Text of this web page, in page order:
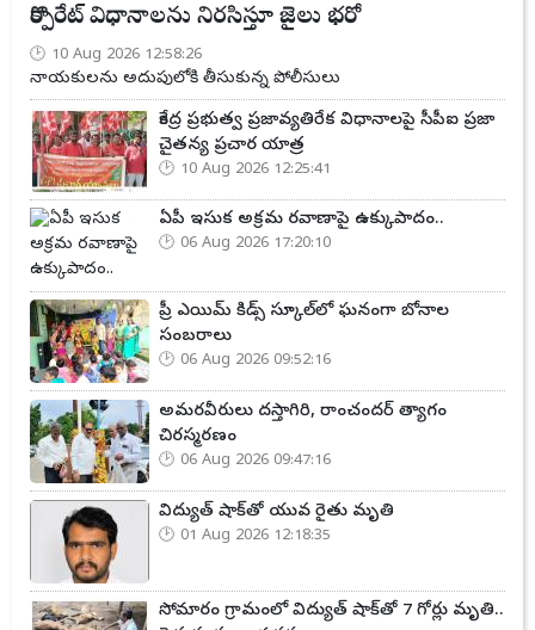
కార్పొరేట్ విధానాలను నిరసిస్తూ జైలు భరో
10 Aug 2026 12:58:26
నాయకులను అదుపులోకి తీసుకున్న పోలీసులు
కేంద్ర ప్రభుత్వ ప్రజావ్యతిరేక విధానాలపై సీపీఐ ప్రజా
చైతన్య ప్రచార యాత్ర
10 Aug 2026 12:25:41
ఏపీ ఇసుక అక్రమ రవాణాపై ఉక్కుపాదం..
06 Aug 2026 17:20:10
ప్రీ ఎయిమ్ కిడ్స్ స్కూల్‌లో ఘనంగా బోనాల
సంబరాలు
06 Aug 2026 09:52:16
అమరవీరులు దస్తాగిరి, రాంచందర్ త్యాగం
చిరస్మరణం
06 Aug 2026 09:47:16
విద్యుత్ షాక్‌తో యువ రైతు మృతి
01 Aug 2026 12:18:35
సోమారం గ్రామంలో విద్యుత్ షాక్‌తో 7 గోర్లు మృతి..